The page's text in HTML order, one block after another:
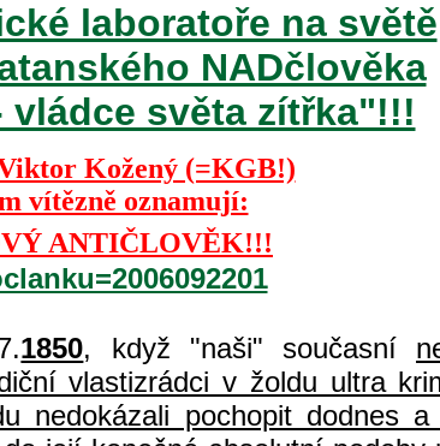
laboratoře na světě
NADčlověka
světa zítřka"!!!
Kožený (=KGB!)
vítězně oznamují:
ANTIČLOVĚK!!!
1850, když "naši" současní
vlastizrádci v žoldu ultra
nedokázali pochopit dodnes